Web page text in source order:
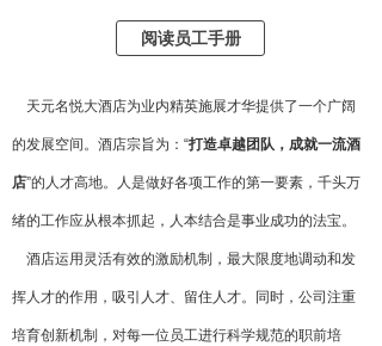
阅读员工手册
天元名悦大酒店为业内精英施展才华提供了一个广阔
的发展空间。酒店宗旨为：“打造卓越团队，成就一流酒
店”的人才高地。人是做好各项工作的第一要素，千头万
绪的工作应从根本抓起，人本结合是事业成功的法宝。
酒店运用灵活有效的激励机制，最大限度地调动和发
挥人才的作用，吸引人才、留住人才。同时，公司注重
培育创新机制，对每一位员工进行科学规范的职前培